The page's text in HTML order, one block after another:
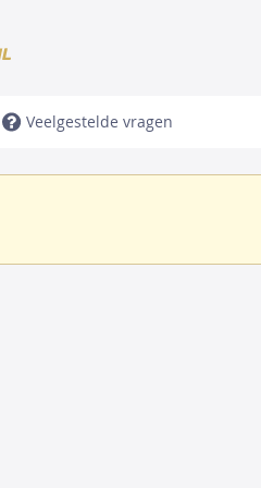
Veelgestelde vragen